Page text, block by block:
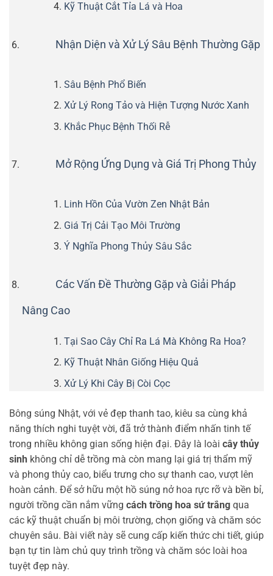
Kỹ Thuật Cắt Tỉa Lá và Hoa
Nhận Diện và Xử Lý Sâu Bệnh Thường Gặp
Sâu Bệnh Phổ Biến
Xử Lý Rong Tảo và Hiện Tượng Nước Xanh
Khắc Phục Bệnh Thối Rễ
Mở Rộng Ứng Dụng và Giá Trị Phong Thủy
Linh Hồn Của Vườn Zen Nhật Bản
Giá Trị Cải Tạo Môi Trường
Ý Nghĩa Phong Thủy Sâu Sắc
Các Vấn Đề Thường Gặp và Giải Pháp
Nâng Cao
Tại Sao Cây Chỉ Ra Lá Mà Không Ra Hoa?
Kỹ Thuật Nhân Giống Hiệu Quả
Xử Lý Khi Cây Bị Còi Cọc
Bông súng Nhật, với vẻ đẹp thanh tao, kiêu sa cùng khả
năng thích nghi tuyệt vời, đã trở thành điểm nhấn tinh tế
trong nhiều không gian sống hiện đại. Đây là loài cây thủy
sinh không chỉ dễ trồng mà còn mang lại giá trị thẩm mỹ
và phong thủy cao, biểu trưng cho sự thanh cao, vượt lên
hoàn cảnh. Để sở hữu một hồ súng nở hoa rực rỡ và bền bỉ,
người trồng cần nắm vững cách trồng hoa sứ trắng qua
các kỹ thuật chuẩn bị môi trường, chọn giống và chăm sóc
chuyên sâu. Bài viết này sẽ cung cấp kiến thức chi tiết, giúp
bạn tự tin làm chủ quy trình trồng và chăm sóc loài hoa
tuyệt đẹp này.